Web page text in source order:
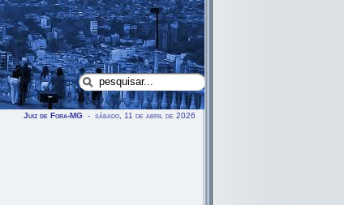
Juiz de Fora-MG - sábado, 11 de abril de 2026